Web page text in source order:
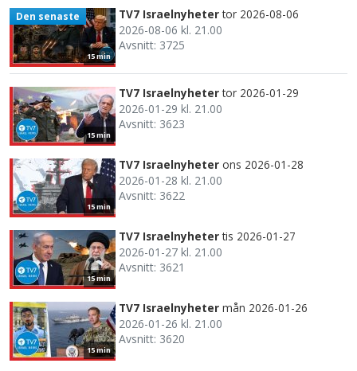
15 min
Den senaste TV7 Israelnyheter tor 2026-08-06
2026-08-06 kl. 21.00
Avsnitt: 3725
15 min
TV7 Israelnyheter tor 2026-01-29
2026-01-29 kl. 21.00
Avsnitt: 3623
15 min
TV7 Israelnyheter ons 2026-01-28
2026-01-28 kl. 21.00
Avsnitt: 3622
15 min
TV7 Israelnyheter tis 2026-01-27
2026-01-27 kl. 21.00
Avsnitt: 3621
15 min
TV7 Israelnyheter mån 2026-01-26
2026-01-26 kl. 21.00
Avsnitt: 3620